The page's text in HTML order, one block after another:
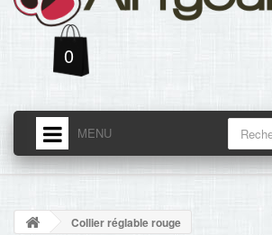
0
MENU
ACCUEIL
NOUVELLES
Collier réglable rouge